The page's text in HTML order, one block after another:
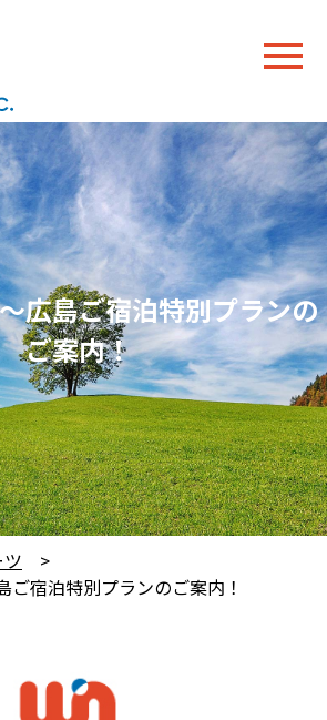
広島ご宿泊特別プランの
ご案内！
ご宿泊特別プランのご案内！